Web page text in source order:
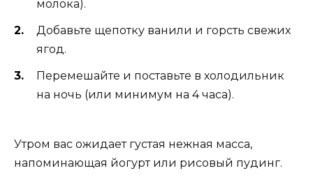
молока).
Добавьте щепотку ванили и горсть свежих
ягод.
Перемешайте и поставьте в холодильник
на ночь (или минимум на 4 часа).
Утром вас ожидает густая нежная масса,
напоминающая йогурт или рисовый пудинг.